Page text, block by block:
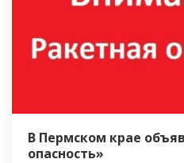
В Пермском крае
опасность»